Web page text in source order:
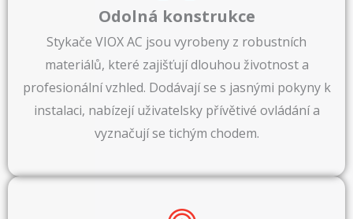
Odolná konstrukce
Stykače VIOX AC jsou vyrobeny z robustních
materiálů, které zajišťují dlouhou životnost a
profesionální vzhled. Dodávají se s jasnými pokyny k
instalaci, nabízejí uživatelsky přívětivé ovládání a
vyznačují se tichým chodem.